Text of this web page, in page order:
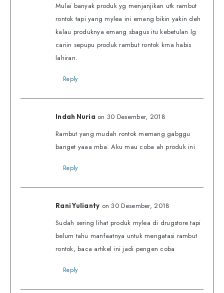
Mulai banyak produk yg menjanjikan utk rambut
rontok tapi yang mylea ini emang bikin yakin deh
kalau produknya emang sbagus itu kebetulan lg
cariin sepupu produk rambut rontok krna habis
lahiran.
Reply
Indah Nuria on 30 Desember, 2018
Rambut yang mudah rontok memang gabggu
banget yaaa mba. Aku mau coba ah produk ini
Reply
Rani Yulianty on 30 Desember, 2018
Sudah sering lihat produk mylea di drugstore tapi
belum tahu manfaatnya untuk mengatasi rambut
rontok, baca artikel ini jadi pengen coba
Reply